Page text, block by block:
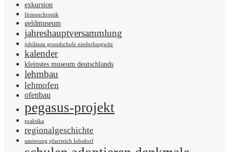
exkursion
firmenchronik
geldmuseum
jahreshauptversammlung
jubiläum grundschule niederlungwitz
kalender
kleinstes museum deutschlands
lehmbau
lehmofen
ofenbau
pegasus-projekt
praktika
regionalgeschichte
sanierung pfarrteich lobsdorf